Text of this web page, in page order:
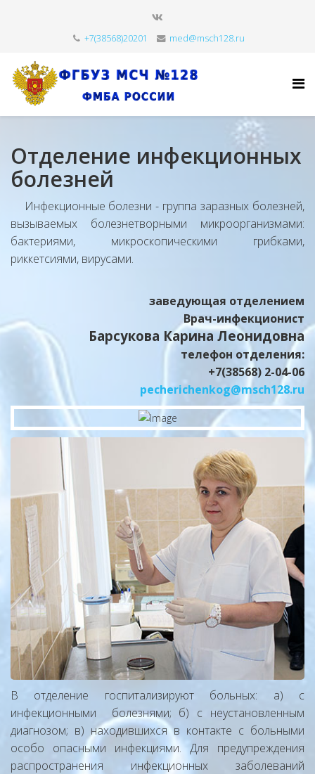
+7(38568)20201 med@msch128.ru
Отделение инфекционных
болезней
Инфекционные болезни - группа заразных болезней,
вызываемых болезнетворными микроорганизмами:
бактериями, микроскопическими грибками,
риккетсиями, вирусами.
заведующая отделением
Врач-инфекционист
Барсукова Карина Леонидовна
телефон отделения:
+7(38568) 2-04-06
pecherichenkog@msch128.ru
В отделение госпитализируют больных: а) с
инфекционными болезнями; б) с неустановленным
диагнозом; в) находившихся в контакте с больными
особо опасными инфекциями. Для предупреждения
распространения инфекционных заболеваний